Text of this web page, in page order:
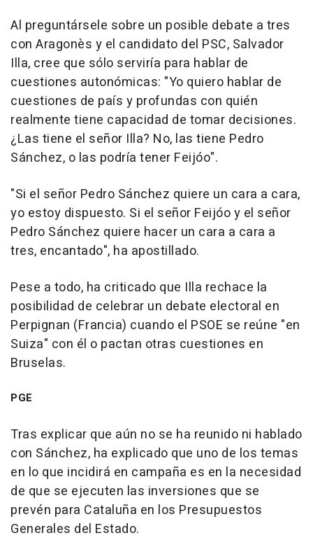
Al preguntársele sobre un posible debate a tres
con Aragonès y el candidato del PSC, Salvador
Illa, cree que sólo serviría para hablar de
cuestiones autonómicas: "Yo quiero hablar de
cuestiones de país y profundas con quién
realmente tiene capacidad de tomar decisiones.
¿Las tiene el señor Illa? No, las tiene Pedro
Sánchez, o las podría tener Feijóo".
"Si el señor Pedro Sánchez quiere un cara a cara,
yo estoy dispuesto. Si el señor Feijóo y el señor
Pedro Sánchez quiere hacer un cara a cara a
tres, encantado", ha apostillado.
Pese a todo, ha criticado que Illa rechace la
posibilidad de celebrar un debate electoral en
Perpignan (Francia) cuando el PSOE se reúne "en
Suiza" con él o pactan otras cuestiones en
Bruselas.
PGE
Tras explicar que aún no se ha reunido ni hablado
con Sánchez, ha explicado que uno de los temas
en lo que incidirá en campaña es en la necesidad
de que se ejecuten las inversiones que se
prevén para Cataluña en los Presupuestos
Generales del Estado.